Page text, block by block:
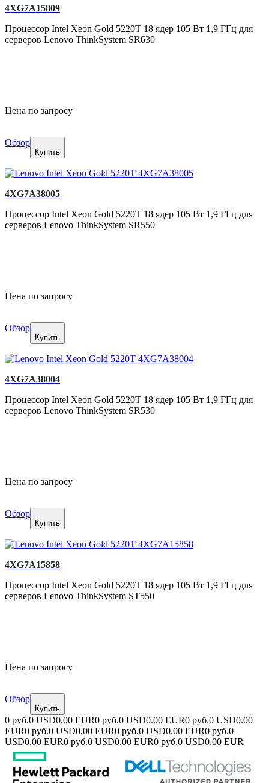
4XG7A15809
Процессор Intel Xeon Gold 5220T 18 ядер 105 Вт 1,9 ГГц для
серверов Lenovo ThinkSystem SR630
Цена по запросу
Обзор
Купить
4XG7A38005
Процессор Intel Xeon Gold 5220T 18 ядер 105 Вт 1,9 ГГц для
серверов Lenovo ThinkSystem SR550
Цена по запросу
Обзор
Купить
4XG7A38004
Процессор Intel Xeon Gold 5220T 18 ядер 105 Вт 1,9 ГГц для
серверов Lenovo ThinkSystem SR530
Цена по запросу
Обзор
Купить
4XG7A15858
Процессор Intel Xeon Gold 5220T 18 ядер 105 Вт 1,9 ГГц для
серверов Lenovo ThinkSystem ST550
Цена по запросу
Обзор
Купить
0 руб.0 USD0.00 EUR0 руб.0 USD0.00 EUR0 руб.0 USD0.00
EUR0 руб.0 USD0.00 EUR0 руб.0 USD0.00 EUR0 руб.0
USD0.00 EUR0 руб.0 USD0.00 EUR0 руб.0 USD0.00 EUR